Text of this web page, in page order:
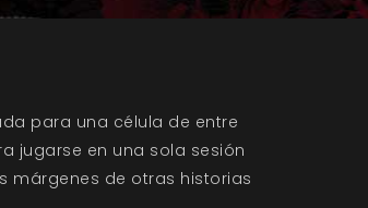
para una célula de entre
jugarse en una sola sesión
márgenes de otras historias